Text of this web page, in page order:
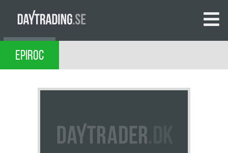
EPIROC